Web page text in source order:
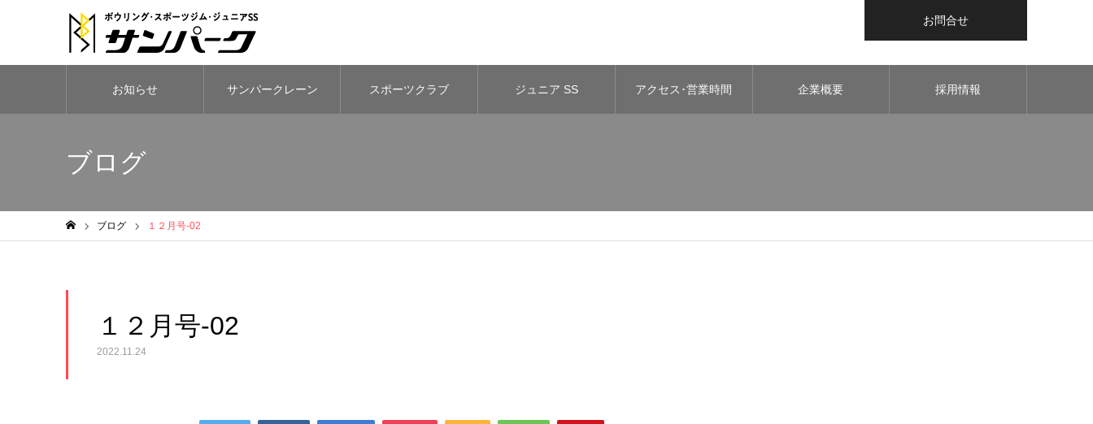
お問合せ
お知らせ サンパークレーン スポーツクラブ ジュニア SS アクセス･営業時間 企業概要 採用情報
ブログ
ブログ １２月号-02
１２月号-02
2022.11.24